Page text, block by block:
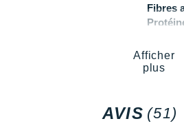
(L-Leucine, isoleucine,
Fibres
Prot
BCAA
Sodium
Afficher
plus
AVIS (51)